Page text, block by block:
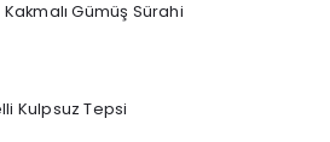
Gümüş Sürahi
Kulpsuz Tepsi